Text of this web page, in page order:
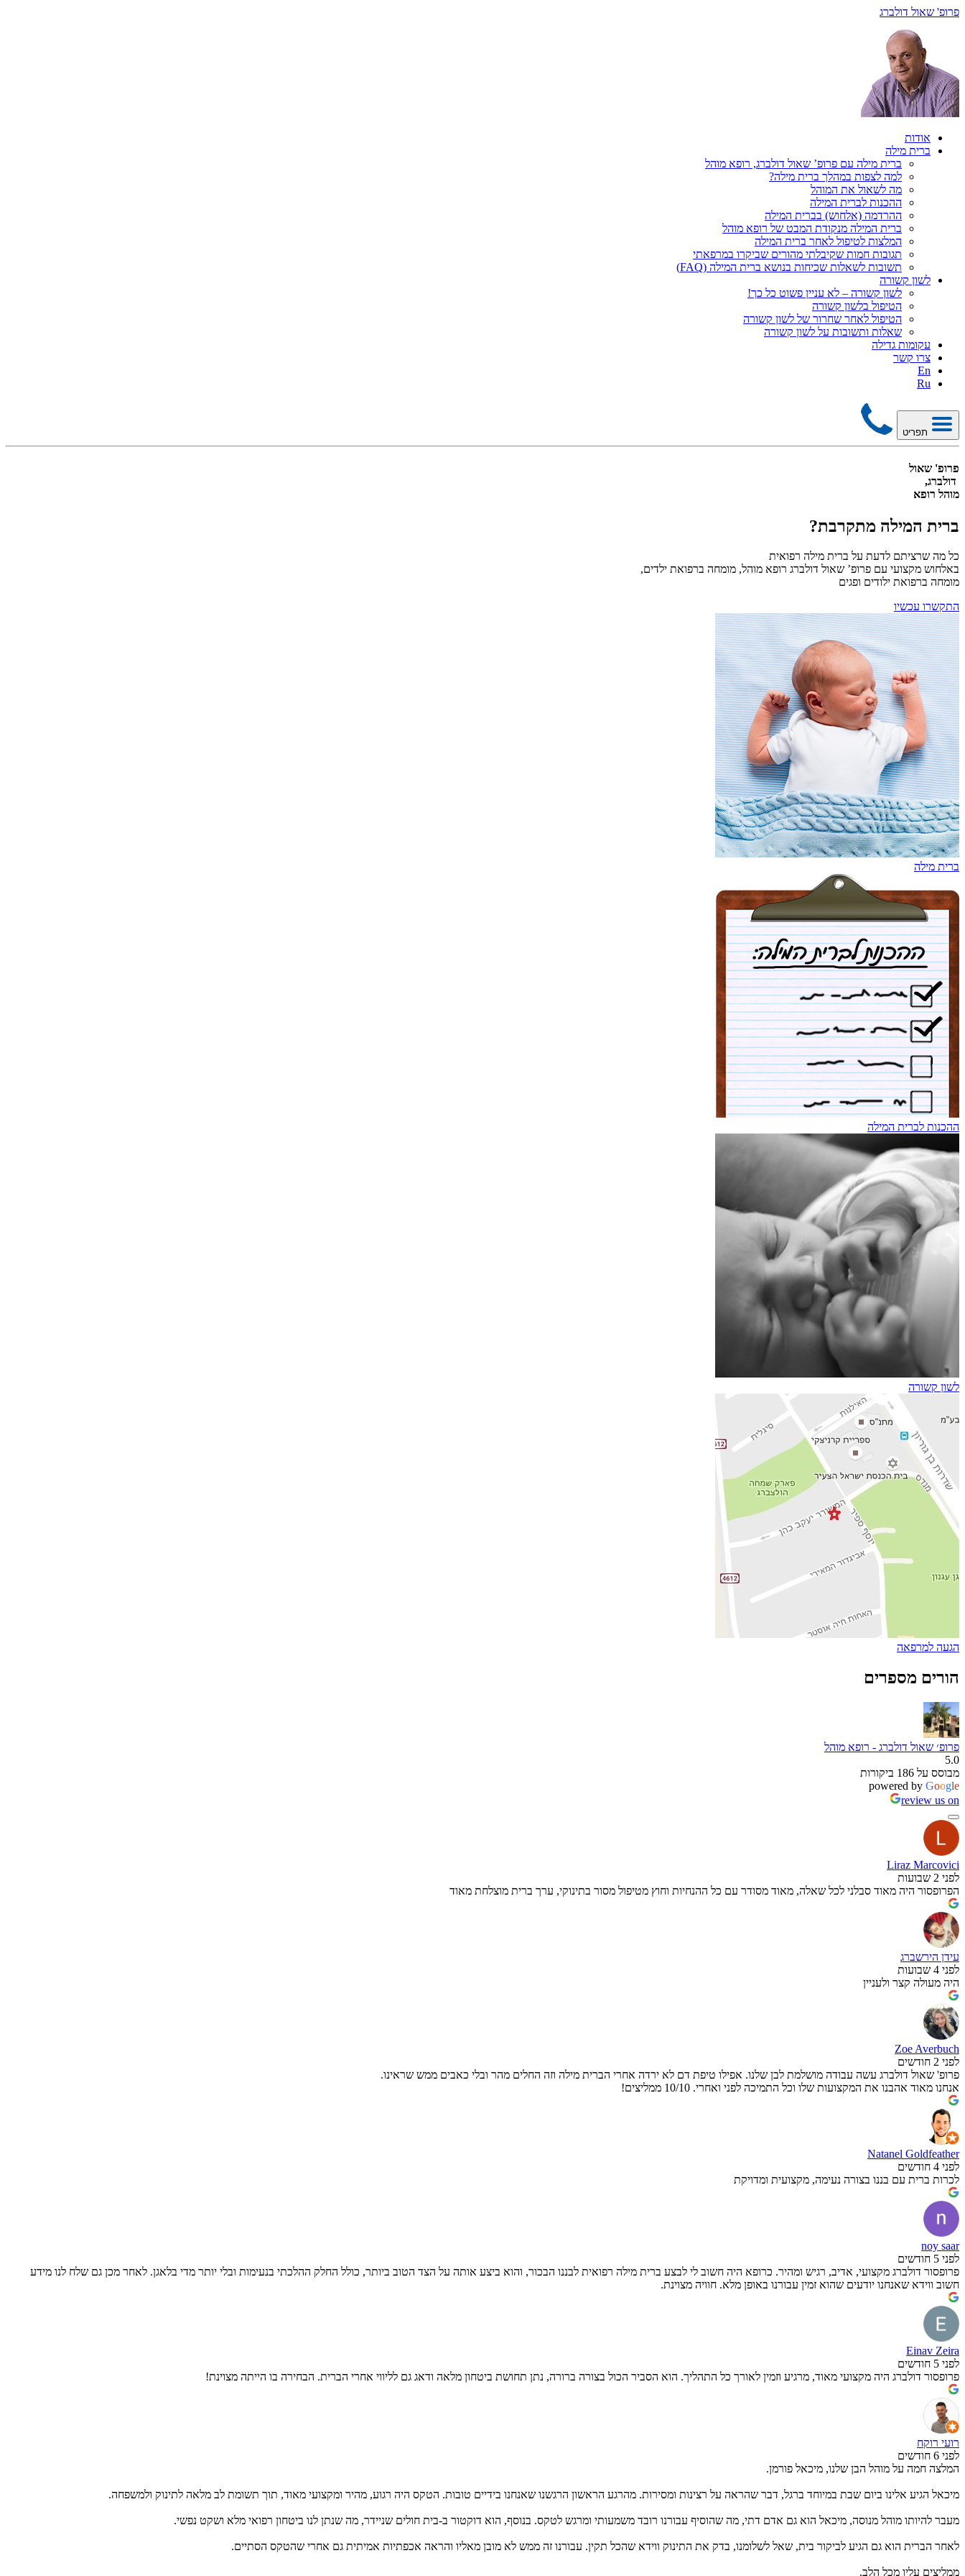
פרופ' שאול דולברג
אודות
ברית מילה
ברית מילה עם פרופ’ שאול דולברג, רופא מוהל
למה לצפות במהלך ברית מילה?
מה לשאול את המוהל
ההכנות לברית המילה
ההרדמה (אלחוש) בברית המילה
ברית המילה מנקודת המבט של רופא מוהל
המלצות לטיפול לאחר ברית המילה
תגובות חמות שקיבלתי מהורים שביקרו במרפאתי
תשובות לשאלות שכיחות בנושא ברית המילה (FAQ)
לשון קשורה
לשון קשורה – לא עניין פשוט כל כך!
הטיפול בלשון קשורה
הטיפול לאחר שחרור של לשון קשורה
שאלות ותשובות על לשון קשורה
עקומות גדילה
צרו קשר
En
Ru
תפריט
פרופ' שאול
דולברג,
מוהל רופא
ברית המילה מתקרבת?
כל מה שרציתם לדעת על ברית מילה רפואית
באלחוש מקצועי עם פרופ’ שאול דולברג רופא מוהל, מומחה ברפואת ילדים,
מומחה ברפואת ילודים ופגים
התקשרו עכשיו
ברית מילה
ההכנות לברית המילה
לשון קשורה
הגעה למרפאה
הורים מספרים
פרופ׳ שאול דולברג - רופא מוהל
5.0
מבוסס על 186 ביקורות
powered by Google
review us on
Liraz Marcovici
לפני 2 שבועות
הפרופסור היה מאוד סבלני לכל שאלה, מאוד מסודר עם כל ההנחיות וחוץ מטיפול מסור בתינוקי, ערך ברית מוצלחת מאוד
עידן הירשברג
לפני 4 שבועות
היה מעולה קצר ולעניין
Zoe Averbuch
לפני 2 חודשים
פרופ' שאול דולברג עשה עבודה מושלמת לבן שלנו. אפילו טיפת דם לא ירדה אחרי הברית מילה וזה החלים מהר ובלי כאבים ממש שראינו.
אנחנו מאוד אהבנו את המקצועות שלו וכל התמיכה לפני ואחרי. 10/10 ממליצים!
Natanel Goldfeather
לפני 4 חודשים
לכרות ברית עם בננו בצורה נעימה, מקצועית ומדויקת
noy saar
לפני 5 חודשים
פרופסור דולברג מקצועי, אדיב, רגיש ומהיר. כרופא היה חשוב לי לבצע ברית מילה רפואית לבננו הבכור, והוא ביצע אותה על הצד הטוב ביותר, כולל החלק ההלכתי בנעימות ובלי יותר מדי בלאגן. לאחר מכן גם שלח לנו מידע
חשוב ווידא שאנחנו יודעים שהוא זמין עבורנו באופן מלא. חוויה מצוינת.
Einav Zeira
לפני 5 חודשים
פרופסור דולברג היה מקצועי מאוד, מרגיע וזמין לאורך כל התהליך. הוא הסביר הכול בצורה ברורה, נתן תחושת ביטחון מלאה ודאג גם לליווי אחרי הברית. הבחירה בו הייתה מצוינת!
רועי רוקח
לפני 6 חודשים
המלצה חמה על מוהל הבן שלנו, מיכאל פורמן.
מיכאל הגיע אלינו ביום שבת במיוחד ברגל, דבר שהראה על רצינות ומסירות. מהרגע הראשון הרגשנו שאנחנו בידיים טובות. הטקס היה רגוע, מהיר ומקצועי מאוד, תוך תשומת לב מלאה לתינוק ולמשפחה.
מעבר להיותו מוהל מנוסה, מיכאל הוא גם אדם דתי, מה שהוסיף עבורנו רובד משמעותי ומרגש לטקס. בנוסף, הוא דוקטור ב-בית חולים שניידר, מה שנתן לנו ביטחון רפואי מלא ושקט נפשי.
לאחר הברית הוא גם הגיע לביקור בית, שאל לשלומנו, בדק את התינוק ווידא שהכל תקין. עבורנו זה ממש לא מובן מאליו והראה אכפתיות אמיתית גם אחרי שהטקס הסתיים.
ממליצים עליו מכל הלב.